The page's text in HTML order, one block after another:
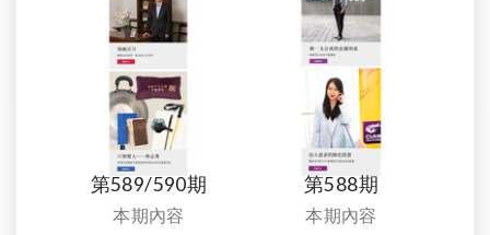
第589/590期
本期內容
第588期
本期內容